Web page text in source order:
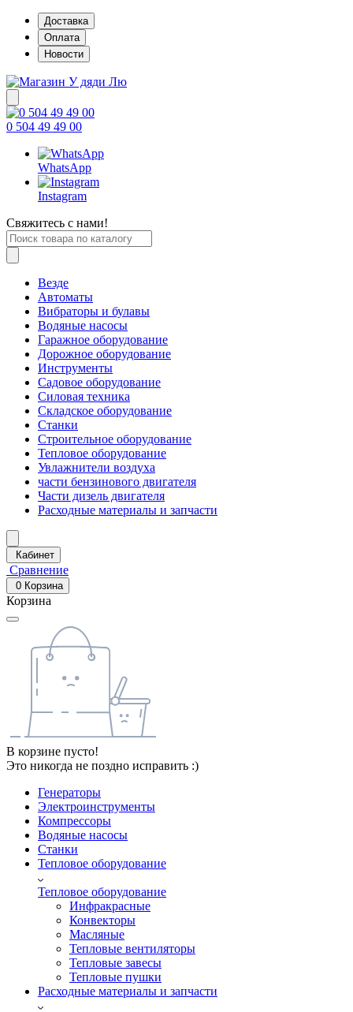
Доставка
Оплата
Новости
0 504 49 49 00
WhatsApp
Instagram
Свяжитесь с нами!
Везде
Автоматы
Вибраторы и булавы
Водяные насосы
Гаражное оборудование
Дорожное оборудование
Инструменты
Садовое оборудование
Силовая техника
Складское оборудование
Станки
Строительное оборудование
Тепловое оборудование
Увлажнители воздуха
части бензинового двигателя
Части дизель двигателя
Расходные материалы и запчасти
Кабинет
Сравнение
0 Корзина
Корзина
В корзине пусто!
Это никогда не поздно исправить :)
Генераторы
Электроинструменты
Компрессоры
Водяные насосы
Станки
Тепловое оборудование
Тепловое оборудование
Инфракрасные
Конвекторы
Масляные
Тепловые вентиляторы
Тепловые завесы
Тепловые пушки
Расходные материалы и запчасти